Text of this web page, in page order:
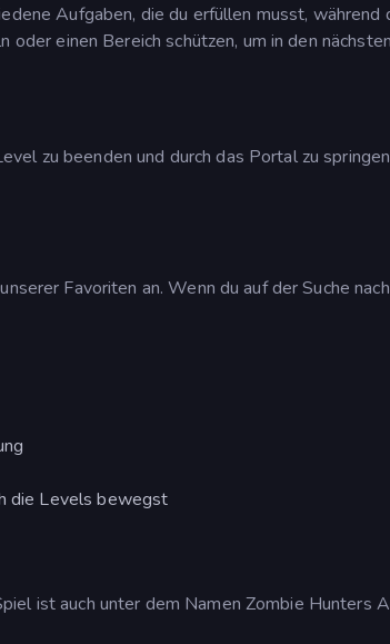
Aufgaben, die du erfüllen musst, während
einen Bereich schützen, um in den
zu beenden und durch das Portal zu
Favoriten an. Wenn du auf der Suche
die Levels bewegst
ist auch unter dem Namen Zombie Hunters